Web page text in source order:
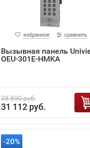
избранное сравнить
Вызывная панель
OEU-301E-HMKA
38 890 руб.
31 112 руб.
-20%